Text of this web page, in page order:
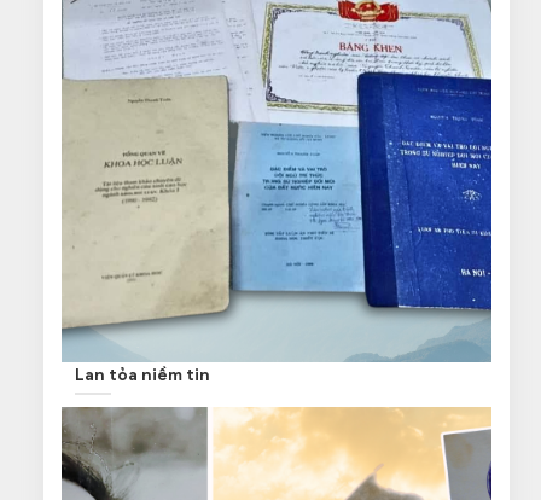
Lan tỏa niềm tin